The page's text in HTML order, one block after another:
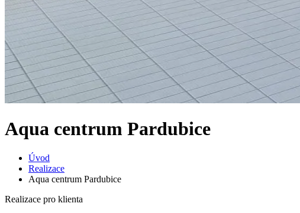
Aqua centrum Pardubice
Úvod
Realizace
Aqua centrum Pardubice
Realizace pro klienta